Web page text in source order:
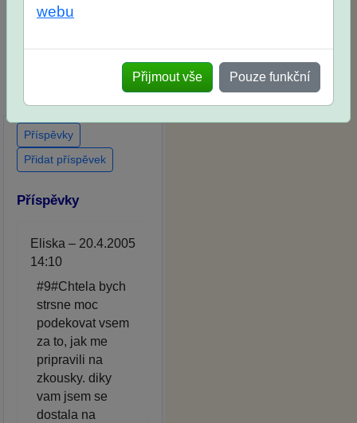
u zkoušek na SŠ? Vaše
ohlasy po skutečných
přijímacích zkouškách
webu
Přijmout vše Pouze funkční
Příspěvky
Přidat příspěvek
Příspěvky
Eliska – 20.4.2005
14:10
#9#Chtela bych
strsne moc
podekovat vsem
za to, jak me
pripravili na
zkousky. diky
vam jsem se
dostala na